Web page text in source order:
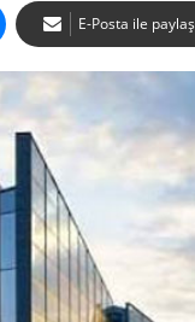
E-Posta ile paylaş